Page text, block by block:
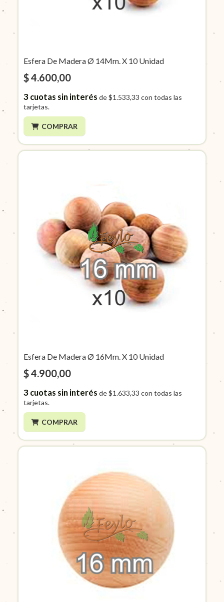
Esfera De Madera Ø 14Mm. X 10 Unidad
$ 4.600,00
3cuotas sin interés de$1.533,33 con todas las
tarjetas.
COMPRAR
Esfera De Madera Ø 16Mm. X 10 Unidad
$ 4.900,00
3cuotas sin interés de$1.633,33 con todas las
tarjetas.
COMPRAR